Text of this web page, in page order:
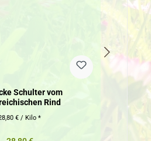
Schulter vom
Rind
€ / Kilo *